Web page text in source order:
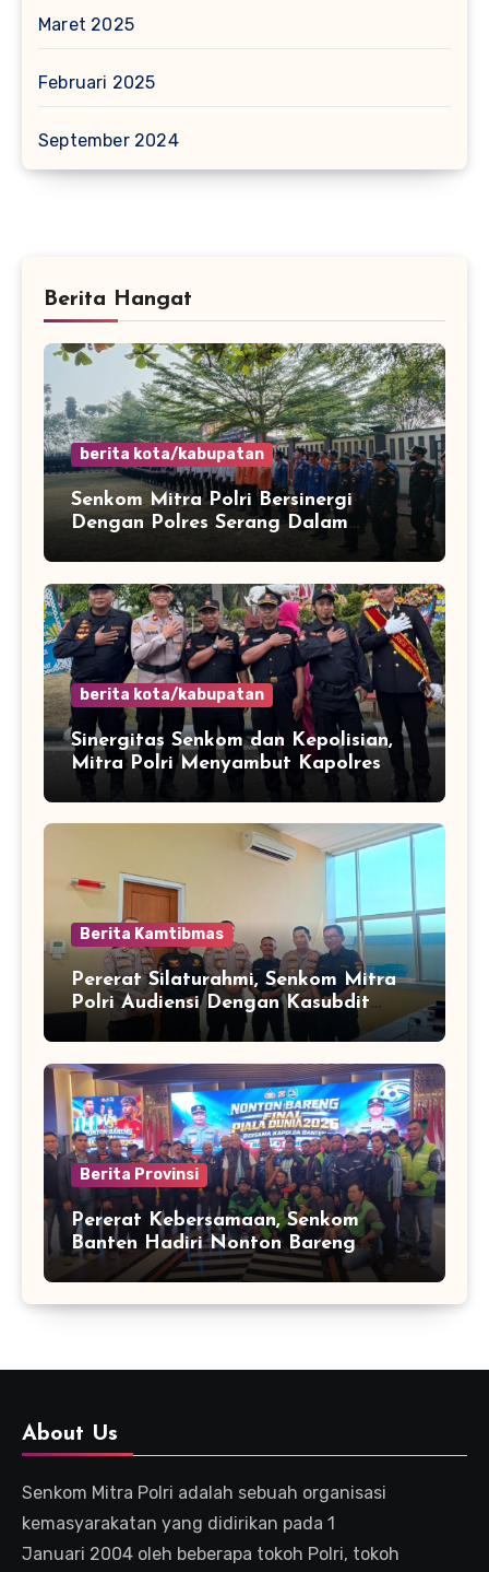
Maret 2025
Februari 2025
September 2024
Berita Hangat
berita kota/kabupatan
Senkom Mitra Polri Bersinergi
Dengan Polres Serang Dalam
Rangka Apel Kesiapsiagaan Potensi
Bencana Musim Kemarau
berita kota/kabupatan
Sinergitas Senkom dan Kepolisian,
Mitra Polri Menyambut Kapolres
Kota Cilegon Yang Baru
Berita Kamtibmas
Pererat Silaturahmi, Senkom Mitra
Polri Audiensi Dengan Kasubdit
Bhabinkamtibmas Polda Banten
Berita Provinsi
Pererat Kebersamaan, Senkom
Banten Hadiri Nonton Bareng
Kapolda Final Piala Dunia 2026
About Us
Senkom Mitra Polri adalah sebuah organisasi
kemasyarakatan yang didirikan pada 1
Januari 2004 oleh beberapa tokoh Polri, tokoh